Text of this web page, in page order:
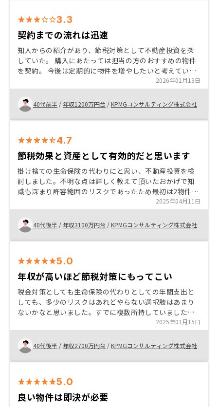
3.3
契約までの流れは迅速
知人からの紹介があり、節税対策として不動産投資を探
していた。 購入にあたっては担当の方のおすすめの物件
を契約。 今後は定期的に物件を増やしたいと考えている
が、契約後の運用アドバイスや確定申告のサポートなど
を通して同社におまかせするかを判断予定
2026年01月13日
40代前半 / 年収1200万円台 /KPMGコンサルティング株式会社
4.7
節税効果と資産として有効的だと思います
掛け捨ての生命保険の代わりにと思い、不動産投資を検
討しました。不明な点は詳しく教えて頂いたおかげで知
識も深まり許容範囲のリスクであったため最初は2物件を
購入。その後、思いのほか節税効果も高かったため追加
で複数件の物件を購入しました。
2025年04月11日
40代後半 / 年収3100万円台 /KPMGコンサルティング株式会社
5.0
年収が高いほど節税対策にもってこい
税金対策としても生命保険の代わりとしての年間支出と
しても、多少のリスクはあれどやらない選択肢はあまり
ないかなと思いました。すでに複数所持していましたが
今回追加で２部屋購入しました。空室になった際の対応
も非常に早く満足しています。
2025年01月15日
40代後半 / 年収2700万円台 /KPMGコンサルティング株式会社
5.0
良い物件は即決が必要